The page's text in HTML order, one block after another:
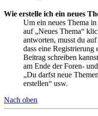
Wie erstelle ich ein neues
Um ein neues Thema
auf „Neues Thema“
antworten, musst du
dass eine
Beitrag schreiben
am Ende der Foren-
„Du darfst neue
erstellen“ usw.
Nach oben